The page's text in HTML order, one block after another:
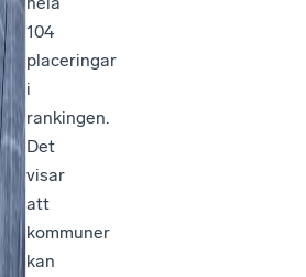
104
placeringar
i
rankingen.
Det
visar
att
kommuner
kan